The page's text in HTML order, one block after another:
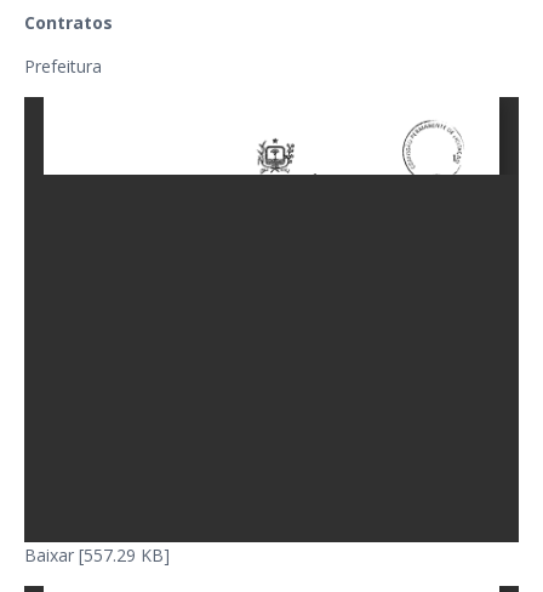
Contratos
Prefeitura
Baixar [557.29 KB]